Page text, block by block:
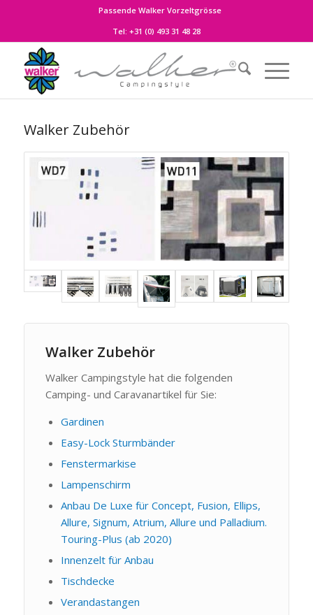
Passende Walker Vorzeltgrösse
Tel: +31 (0) 493 31 48 28
Walker Zubehör
Walker Zubehör
Walker Campingstyle hat die folgenden
Camping- und Caravanartikel für Sie:
Gardinen
Easy-Lock Sturmbänder
Fenstermarkise
Lampenschirm
Anbau De Luxe für Concept, Fusion, Ellips,
Allure, Signum, Atrium, Allure und Palladium.
Touring-Plus (ab 2020)
Innenzelt für Anbau
Tischdecke
Verandastangen